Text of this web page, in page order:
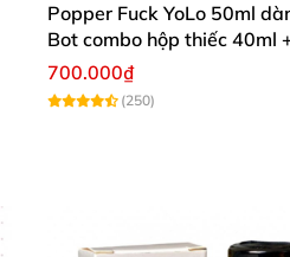
Popper Fuck YoLo 50ml
Bot combo hộp thiếc 40ml
700.000₫
(250)